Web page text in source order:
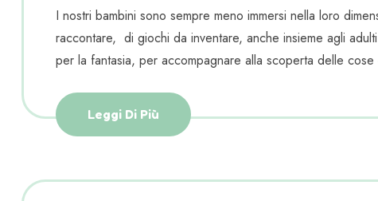
I nostri bambini sono sempre meno immersi nella loro
raccontare, di giochi da inventare, anche insieme agli
per la fantasia, per accompagnare alla scoperta delle cose
Leggi Di Più